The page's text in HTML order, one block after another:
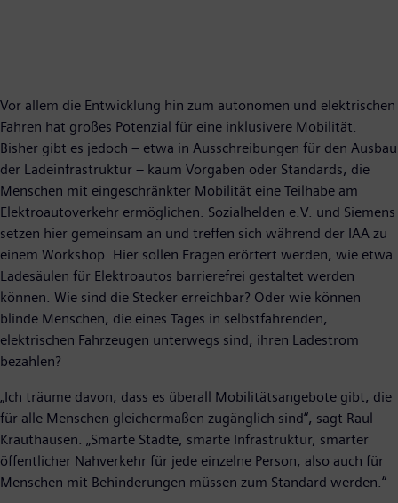
Vor allem die Entwicklung hin zum autonomen und elektrischen
Fahren hat großes Potenzial für eine inklusivere Mobilität.
Bisher gibt es jedoch – etwa in Ausschreibungen für den Ausbau
der Ladeinfrastruktur – kaum Vorgaben oder Standards, die
Menschen mit eingeschränkter Mobilität eine Teilhabe am
Elektroautoverkehr ermöglichen. Sozialhelden e.V. und Siemens
setzen hier gemeinsam an und treffen sich während der IAA zu
einem Workshop. Hier sollen Fragen erörtert werden, wie etwa
Ladesäulen für Elektroautos barrierefrei gestaltet werden
können. Wie sind die Stecker erreichbar? Oder wie können
blinde Menschen, die eines Tages in selbstfahrenden,
elektrischen Fahrzeugen unterwegs sind, ihren Ladestrom
bezahlen?
„Ich träume davon, dass es überall Mobilitätsangebote gibt, die
für alle Menschen gleichermaßen zugänglich sind“, sagt Raul
Krauthausen. „Smarte Städte, smarte Infrastruktur, smarter
öffentlicher Nahverkehr für jede einzelne Person, also auch für
Menschen mit Behinderungen müssen zum Standard werden.“